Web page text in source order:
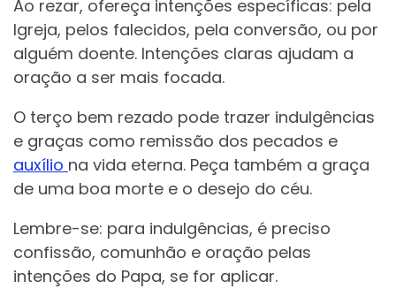
Ao rezar, ofereça intenções específicas: pela
Igreja, pelos falecidos, pela conversão, ou por
alguém doente. Intenções claras ajudam a
oração a ser mais focada.
O terço bem rezado pode trazer indulgências
e graças como remissão dos pecados e
auxílio na vida eterna. Peça também a graça
de uma boa morte e o desejo do céu.
Lembre-se: para indulgências, é preciso
confissão, comunhão e oração pelas
intenções do Papa, se for aplicar.